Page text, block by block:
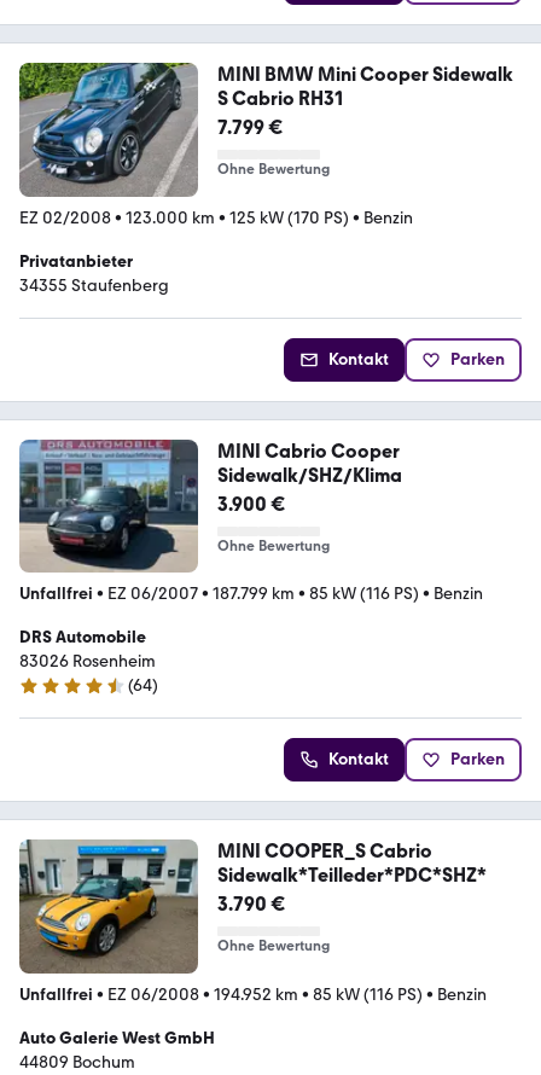
MINI BMW Mini Cooper Sidewalk
S Cabrio RH31
7.799 €
Ohne Bewertung
EZ 02/2008• 123.000 km • 125 kW (170 PS) • Benzin
Privatanbieter
34355 Staufenberg
Kontakt Parken
MINI Cabrio Cooper
Sidewalk/SHZ/Klima
3.900 €
Ohne Bewertung
Unfallfrei • EZ 06/2007• 187.799 km • 85 kW (116 PS) • Benzin
DRS Automobile
83026 Rosenheim
4.4 Sterne
(64)
Kontakt Parken
MINI COOPER_S Cabrio
Sidewalk*Teilleder*PDC*SHZ*
3.790 €
Ohne Bewertung
Unfallfrei • EZ 06/2008• 194.952 km • 85 kW (116 PS) • Benzin
Auto Galerie West GmbH
44809 Bochum